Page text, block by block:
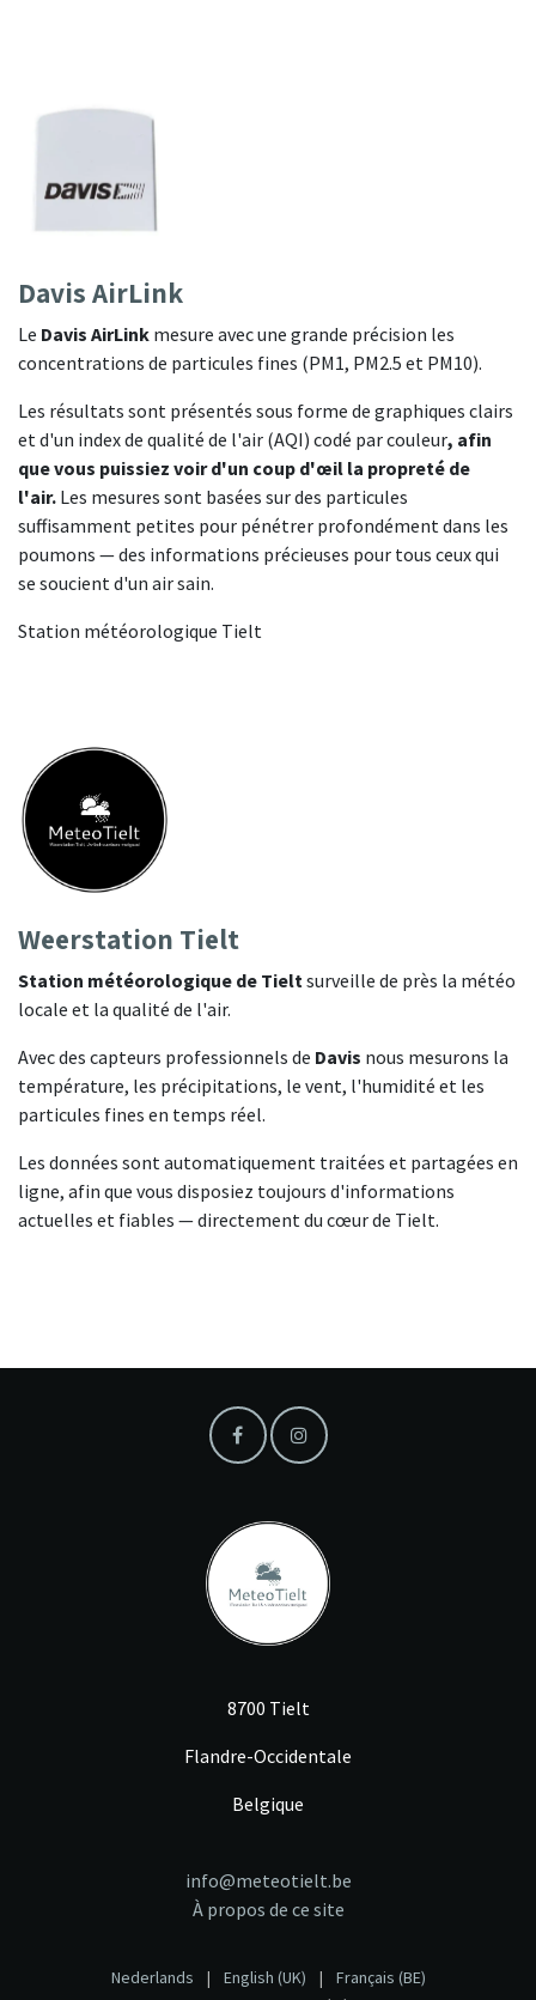
Davis AirLink
Le Davis AirLink mesure avec une grande précision les
concentrations de particules fines (PM1, PM2.5 et PM10).
Les résultats sont présentés sous forme de graphiques clairs
et d'un index de qualité de l'air (AQI) codé par couleur, afin
que vous puissiez voir d'un coup d'œil la propreté de
l'air. Les mesures sont basées sur des particules
suffisamment petites pour pénétrer profondément dans les
poumons — des informations précieuses pour tous ceux qui
se soucient d'un air sain.
Station météorologique Tielt
Weerstation Tielt
Station météorologique de Tielt surveille de près la météo
locale et la qualité de l'air.
Avec des capteurs professionnels de Davis nous mesurons la
température, les précipitations, le vent, l'humidité et les
particules fines en temps réel.
Les données sont automatiquement traitées et partagées en
ligne, afin que vous disposiez toujours d'informations
actuelles et fiables — directement du cœur de Tielt.
8700 Tielt
Flandre-Occidentale
Belgique
info@meteotielt.be
À propos de ce site
Nederlands | English (UK) | Français (BE)